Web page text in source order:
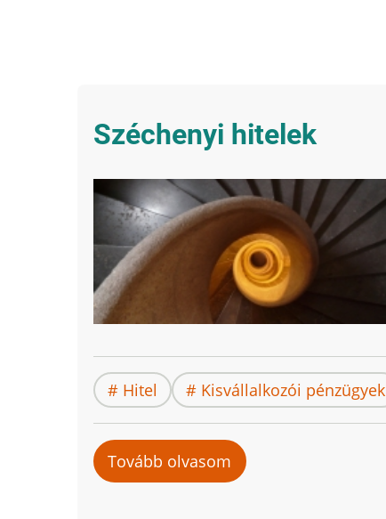
Széchenyi hitelek
Hitel Kisvállalkozói pénzügyek
Tovább olvasom ezt:
Széchenyi